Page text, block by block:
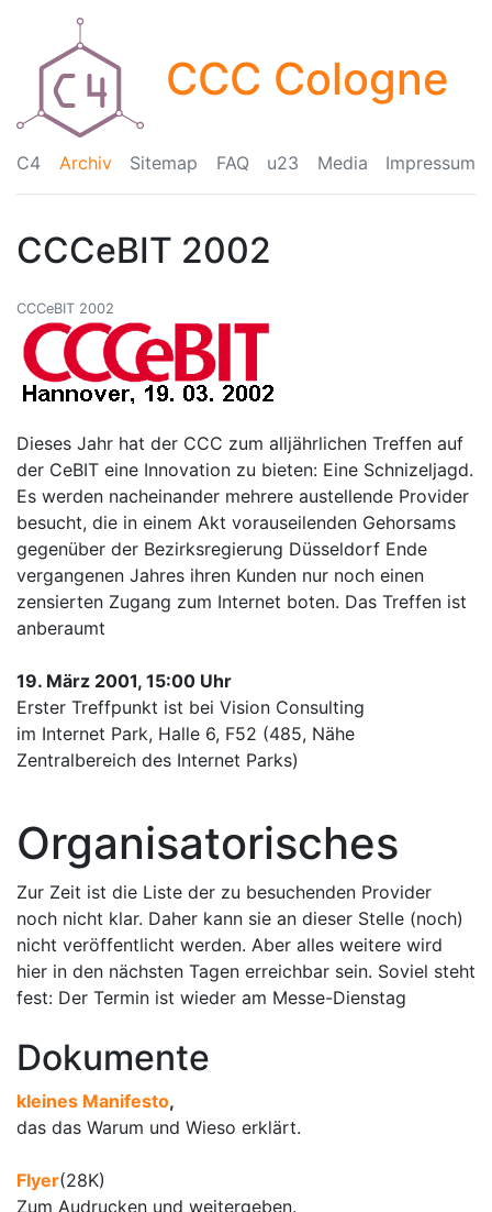
CCC Cologne
C4 Archiv Sitemap FAQ u23 Media Impressum
CCCeBIT 2002
CCCeBIT 2002
Dieses Jahr hat der CCC zum alljährlichen Treffen auf
der CeBIT eine Innovation zu bieten: Eine Schnizeljagd.
Es werden nacheinander mehrere austellende Provider
besucht, die in einem Akt vorauseilenden Gehorsams
gegenüber der Bezirksregierung Düsseldorf Ende
vergangenen Jahres ihren Kunden nur noch einen
zensierten Zugang zum Internet boten. Das Treffen ist
anberaumt
19. März 2001, 15:00 Uhr
Erster Treffpunkt ist bei Vision Consulting
im Internet Park, Halle 6, F52 (485, Nähe
Zentralbereich des Internet Parks)
Organisatorisches
Zur Zeit ist die Liste der zu besuchenden Provider
noch nicht klar. Daher kann sie an dieser Stelle (noch)
nicht veröffentlicht werden. Aber alles weitere wird
hier in den nächsten Tagen erreichbar sein. Soviel steht
fest: Der Termin ist wieder am Messe-Dienstag
Dokumente
kleines Manifesto,
das das Warum und Wieso erklärt.
Flyer(28K)
Zum Audrucken und weitergeben.